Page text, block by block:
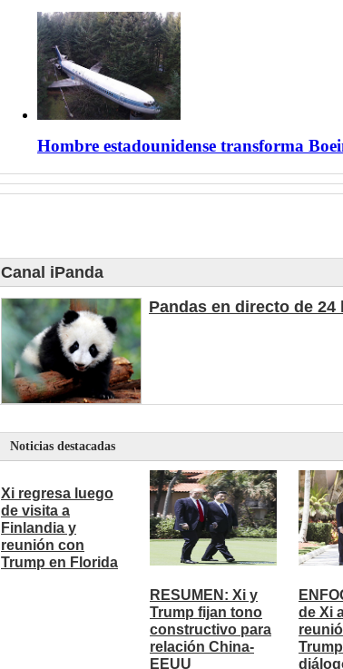
Hombre estadounidense transforma
Canal iPanda
Pandas en directo de
Noticias destacadas
Xi regresa luego
de visita a
Finlandia y
reunión con
Trump en Florida
RESUMEN: Xi y
Trump fijan tono
constructivo para
relación China-
EEUU
de Xi